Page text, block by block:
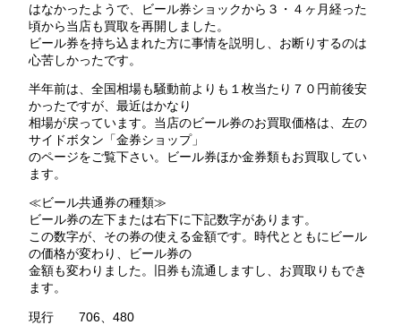
はなかったようで、ビール券ショックから３・４ヶ月経った
頃から当店も買取を再開しました。
ビール券を持ち込まれた方に事情を説明し、お断りするのは
心苦しかったです。
半年前は、全国相場も騒動前よりも１枚当たり７０円前後安
かったですが、最近はかなり
相場が戻っています。当店のビール券のお買取価格は、左の
サイドボタン「金券ショップ」
のページをご覧下さい。ビール券ほか金券類もお買取してい
ます。
≪ビール共通券の種類≫
ビール券の左下または右下に下記数字があります。
この数字が、その券の使える金額です。時代とともにビール
の価格が変わり、ビール券の
金額も変わりました。旧券も流通しますし、お買取りもでき
ます。
現行 706、480